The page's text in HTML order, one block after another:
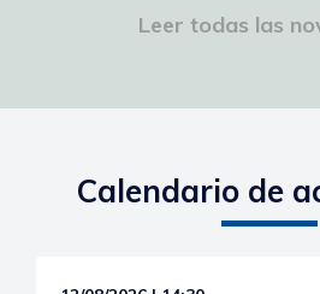
lectura de poesía y la
Leer todas las
Calendario de